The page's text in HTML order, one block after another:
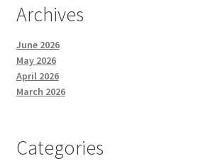
Archives
June 2026
May 2026
April 2026
March 2026
Categories